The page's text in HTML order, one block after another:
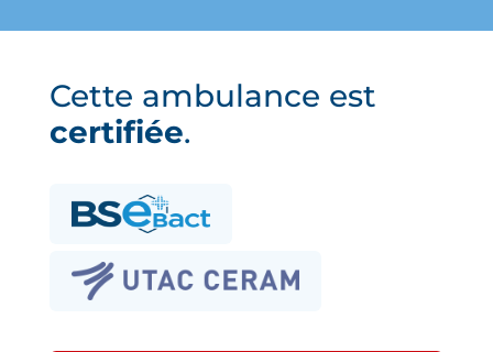
Cette ambulance est
certifiée.